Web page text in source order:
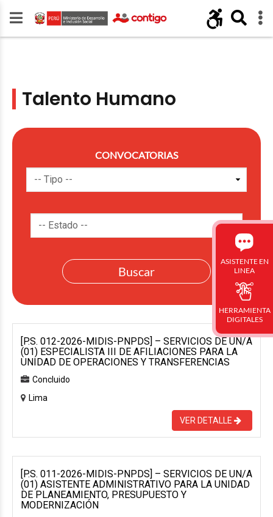
Talento Humano
CONVOCATORIAS
[P.S. 012-2026-MIDIS-PNPDS] – SERVICIOS DE UN/A
(01) ESPECIALISTA III DE AFILIACIONES PARA LA
UNIDAD DE OPERACIONES Y TRANSFERENCIAS
Concluido
Lima
VER DETALLE
[P.S. 011-2026-MIDIS-PNPDS] – SERVICIOS DE UN/A
(01) ASISTENTE ADMINISTRATIVO PARA LA UNIDAD
DE PLANEAMIENTO, PRESUPUESTO Y
MODERNIZACIÓN
ASISTENTE EN
LINEA
HERRAMIENTA
DIGITALES